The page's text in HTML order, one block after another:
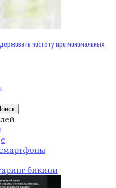
чистоту при минимальных
бикини